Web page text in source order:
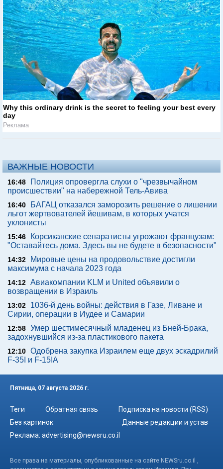
Why this ordinary drink is the secret to feeling your best every
day
Реклама
ВАЖНЫЕ НОВОСТИ
16:48
Полиция опровергла слухи о "чрезвычайном
происшествии" на набережной Тель-Авива
16:40
БАГАЦ отказался заморозить решение о лишении
льгот жертвователей йешивам, в которых учатся
уклонисты
15:46
Корсиканские сепаратисты угрожают французам:
"Оставайтесь дома. Здесь вы не будете в безопасности"
14:32
Мировые цены на продовольствие достигли
максимума с начала 2023 года
14:12 Авиакомпании KLM и United объявили о
возвращении в Израиль
13:02
1036-й день войны: действия в Газе, Ливане и
Сирии, операции в Иудее и Самарии
12:58 Умер шестимесячный младенец из Бней-Брака,
задохнувшийся из-за пластикового пакета
12:10 Одобрена закупка Израилем еще двух эскадрилий
F-35I и F-15IA
Пятница, 07 августа 2026 г.
Теги Обратная связь
Подписка на новости (RSS)
Без картинок
Данные редакции и устав
Реклама: advertising@newsru.co.il
Все права на материалы, опубликованные на сайте NEWSru.co.il ,